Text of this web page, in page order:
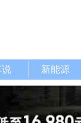
说 新能源